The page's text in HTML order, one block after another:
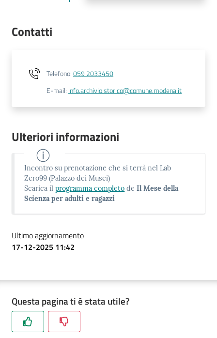
Contatti
Telefono:059 2033450
E-mail:info.archivio.storico@comune.modena.it
Ulteriori informazioni
Incontro su prenotazione che si terrà nel Lab
Zero99 (Palazzo dei Musei)
Scarica ilprogramma completo deIl Mese della
Scienza per adulti e ragazzi
Ultimo aggiornamento
17-12-2025 11:42
Questa pagina ti è stata utile?